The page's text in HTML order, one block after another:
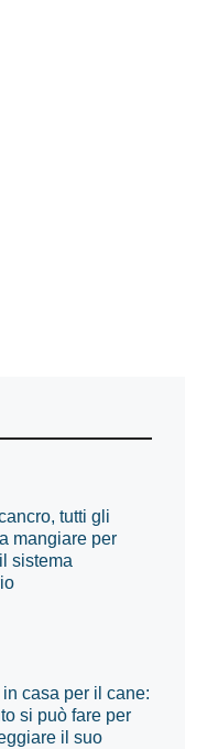
tutti gli
mangiare per
sistema
casa per il cane:
si può fare per
il suo